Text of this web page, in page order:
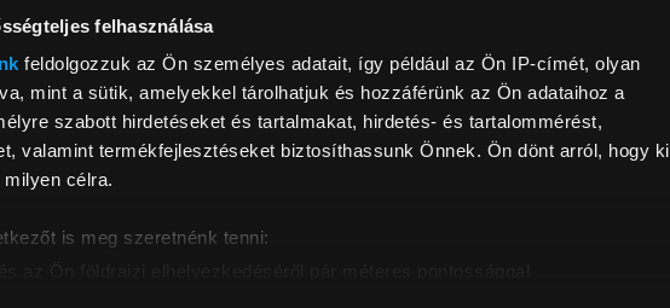
felhasználása
feldolgozzuk az Ön személyes adatait, így például az Ön IP-címét, olyan
mint a sütik, amelyekkel tárolhatjuk és hozzáférünk az Ön adataihoz a
szabott hirdetéseket és tartalmakat, hirdetés- és tartalommérést,
valamint termékfejlesztéseket biztosíthassunk Önnek. Ön dönt arról, hogy ki
célra.
is meg szeretnénk tenni:
© 2026. Minden jog fenntartva! Euronics Műszaki Áruházlánc